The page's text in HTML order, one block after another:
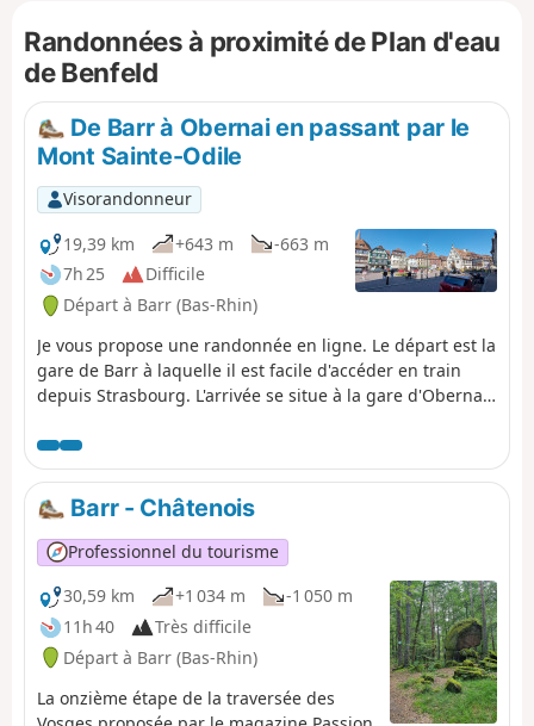
et sentiers (très peu de bitume).
Randonnées à proximité de Plan d'eau
de Benfeld
De Barr à Obernai en passant par le
Mont Sainte-Odile
Visorandonneur
19,39 km
+643 m
-663 m
7h 25
Difficile
Départ à Barr (Bas-Rhin)
Je vous propose une randonnée en ligne. Le départ est la
gare de Barr à laquelle il est facile d'accéder en train
depuis Strasbourg. L'arrivée se situe à la gare d'Obernai
assez facilement, il y en a toutes les heures en semaine.
Le trajet vous fera découvrir les villages de Barr, Saint-
Nabor, Bernardswiller et la ville d'Obernai, en vous
emmenant d'abord à travers le vignoble, puis en forêt
sur les hauteurs du Mont Sainte-Odile. Vous admirerez
les ruines de l'imposant Château du Landsberg (12e
siècle). Vous pourrez visiter l'Abbaye du Hohenbourg,
fondé en l'an 680 par Sainte-Odile, patronne de l'Alsace
et admirer les ruines de l'Abbaye de Niedermunster en
contrebas. Bonnes découvertes !
Barr - Châtenois
Professionnel du tourisme
30,59 km
+1 034 m
-1 050 m
11h 40
Très difficile
Départ à Barr (Bas-Rhin)
La onzième étape de la traversée des